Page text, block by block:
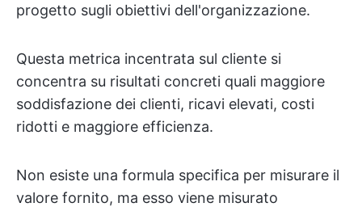
progetto sugli obiettivi dell'organizzazione.
Questa metrica incentrata sul cliente si
concentra su risultati concreti quali maggiore
soddisfazione dei clienti, ricavi elevati, costi
ridotti e maggiore efficienza.
Non esiste una formula specifica per misurare il
valore fornito, ma esso viene misurato